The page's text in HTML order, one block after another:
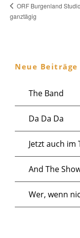
ORF Burgenland
ganztägig
Neue Beiträge
The Band
Da Da Da
Jetzt auch im
And The
Wer, wenn